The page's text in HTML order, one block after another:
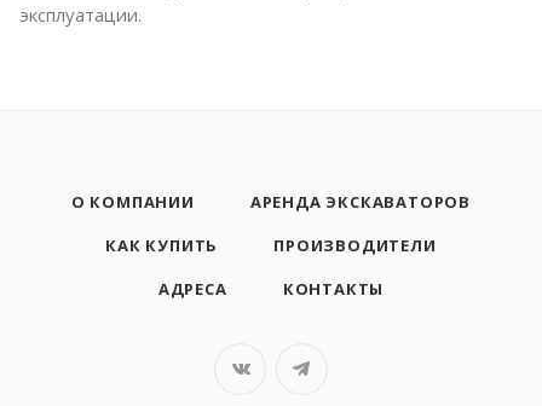
эксплуатации.
О КОМПАНИИ
АРЕНДА ЭКСКАВАТОРОВ
КАК КУПИТЬ
ПРОИЗВОДИТЕЛИ
АДРЕСА
КОНТАКТЫ